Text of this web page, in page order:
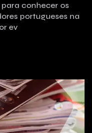
conhecer os
portugueses na
ev